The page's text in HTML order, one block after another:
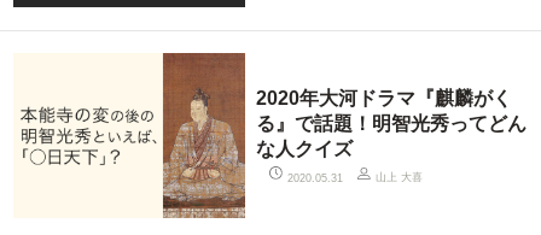
2020年大河ドラマ『麒麟がく
る』で話題！明智光秀ってどん
な人クイズ
2020.05.31 山上 大喜